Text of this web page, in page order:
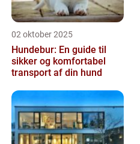
02 oktober 2025
Hundebur: En guide til
sikker og komfortabel
transport af din hund